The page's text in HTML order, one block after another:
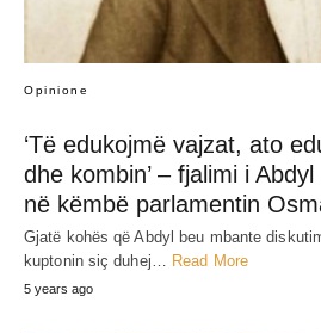
Opinione
‘Të edukojmë vajzat, ato
dhe kombin’ – fjalimi i
në këmbë parlamentin
Gjatë kohës që Abdyl beu mbante
kuptonin siç duhej…
Read More
5 years ago